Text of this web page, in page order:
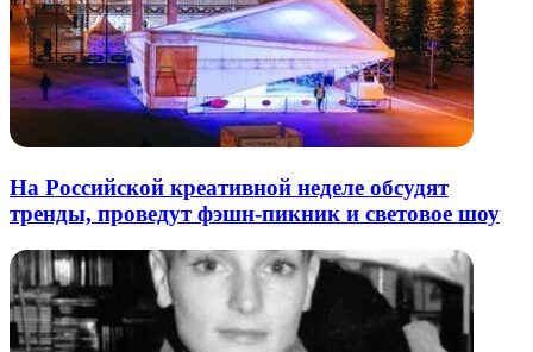
На Российской креативной неделе обсудят
тренды, проведут фэшн-пикник и световое шоу